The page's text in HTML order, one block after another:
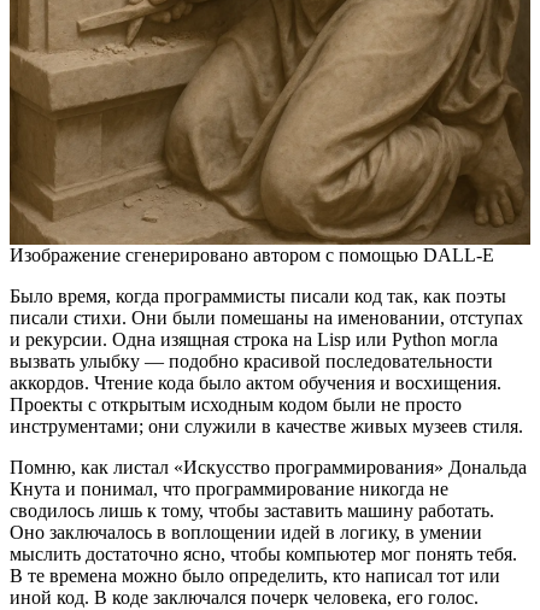
Изображение сгенерировано автором с помощью DALL-E
Было время, когда программисты писали код так, как поэты
писали стихи. Они были помешаны на именовании, отступах
и рекурсии. Одна изящная строка на Lisp или Python могла
вызвать улыбку — подобно красивой последовательности
аккордов. Чтение кода было актом обучения и восхищения.
Проекты с открытым исходным кодом были не просто
инструментами; они служили в качестве живых музеев стиля.
Помню, как листал «Искусство программирования» Дональда
Кнута и понимал, что программирование никогда не
сводилось лишь к тому, чтобы заставить машину работать.
Оно заключалось в воплощении идей в логику, в умении
мыслить достаточно ясно, чтобы компьютер мог понять тебя.
В те времена можно было определить, кто написал тот или
иной код. В коде заключался почерк человека, его голос.